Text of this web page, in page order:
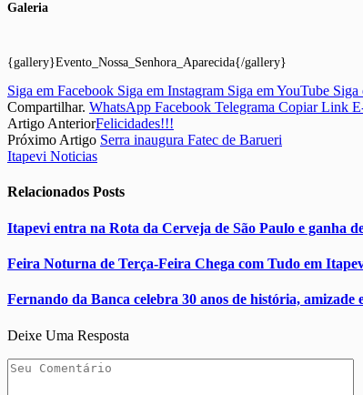
Galeria
{gallery}Evento_Nossa_Senhora_Aparecida{/gallery}
Siga em Facebook Siga em Instagram Siga em YouTube Siga
Compartilhar. WhatsApp Facebook Telegrama Copiar Link
Artigo AnteriorFelicidades!!!
Próximo Artigo Serra inaugura Fatec de Barueri
Itapevi Noticias
Relacionados Posts
Itapevi entra na Rota da Cerveja de São Paulo e ganha
Feira Noturna de Terça-Feira Chega com Tudo em
Fernando da Banca celebra 30 anos de história,
Deixe Uma Resposta